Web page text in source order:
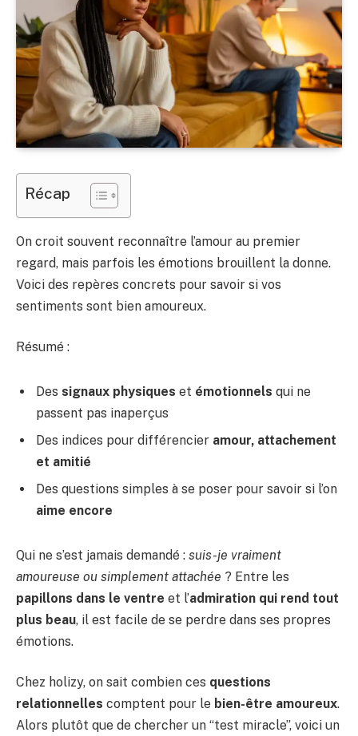
Récap
On croit souvent reconnaître l’amour au premier
regard, mais parfois les émotions brouillent la donne.
Voici des repères concrets pour savoir si vos
sentiments sont bien amoureux.
Résumé :
Des signaux physiques et émotionnels qui ne
passent pas inaperçus
Des indices pour différencier amour, attachement
et amitié
Des questions simples à se poser pour savoir si l’on
aime encore
Qui ne s’est jamais demandé : suis-je vraiment
amoureuse ou simplement attachée ? Entre les
papillons dans le ventre et l’admiration qui rend tout
plus beau, il est facile de se perdre dans ses propres
émotions.
Chez holizy, on sait combien ces questions
relationnelles comptent pour le bien-être amoureux.
Alors plutôt que de chercher un “test miracle”, voici un